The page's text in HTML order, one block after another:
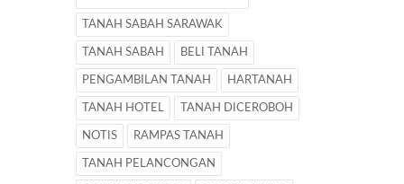
TANAH SABAH SARAWAK
TANAH SABAH BELI TANAH
PENGAMBILAN TANAH HARTANAH
TANAH HOTEL TANAH DICEROBOH
NOTIS RAMPAS TANAH
TANAH PELANCONGAN